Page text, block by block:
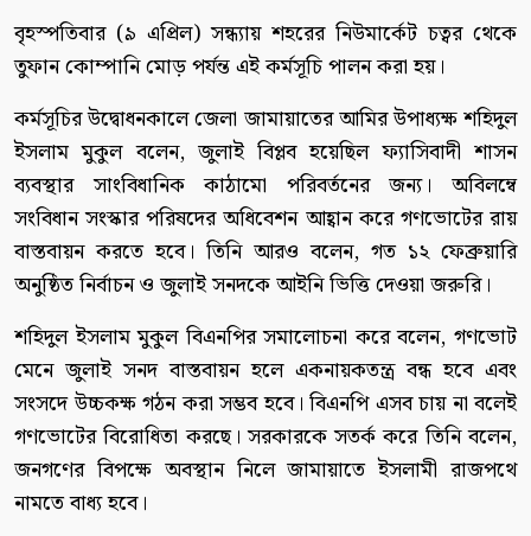
বৃহস্পতিবার (৯ এপ্রিল) সন্ধ্যায় শহরের নিউমার্কেট চত্বর থেকে
তুফান কোম্পানি মোড় পর্যন্ত এই কর্মসূচি পালন করা হয়।
কর্মসূচির উদ্বোধনকালে জেলা জামায়াতের আমির উপাধ্যক্ষ শহিদুল
ইসলাম মুকুল বলেন, জুলাই বিপ্লব হয়েছিল ফ্যাসিবাদী শাসন
ব্যবস্থার সাংবিধানিক কাঠামো পরিবর্তনের জন্য। অবিলম্বে
সংবিধান সংস্কার পরিষদের অধিবেশন আহ্বান করে গণভোটের রায়
বাস্তবায়ন করতে হবে। তিনি আরও বলেন, গত ১২ ফেব্রুয়ারি
অনুষ্ঠিত নির্বাচন ও জুলাই সনদকে আইনি ভিত্তি দেওয়া জরুরি।
শহিদুল ইসলাম মুকুল বিএনপির সমালোচনা করে বলেন, গণভোট
মেনে জুলাই সনদ বাস্তবায়ন হলে একনায়কতন্ত্র বন্ধ হবে এবং
সংসদে উচ্চকক্ষ গঠন করা সম্ভব হবে। বিএনপি এসব চায় না বলেই
গণভোটের বিরোধিতা করছে। সরকারকে সতর্ক করে তিনি বলেন,
জনগণের বিপক্ষে অবস্থান নিলে জামায়াতে ইসলামী রাজপথে
নামতে বাধ্য হবে।